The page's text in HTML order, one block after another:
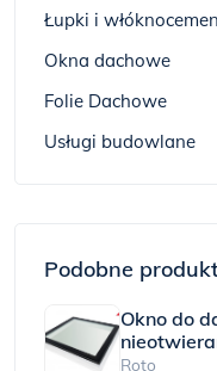
Łupki i
Okna dachowe
Folie Dachowe
Usługi budowlane
Podobne
Okno do
Roto